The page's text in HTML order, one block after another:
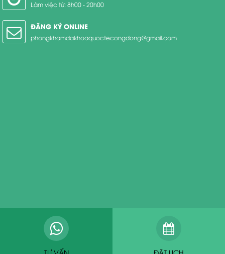
Làm việc từ: 8h00 - 20h00
ĐĂNG KÝ ONLINE
phongkhamdakhoaquoctecongdong@gmail.com